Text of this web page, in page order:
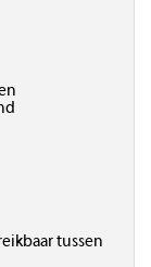
tussen